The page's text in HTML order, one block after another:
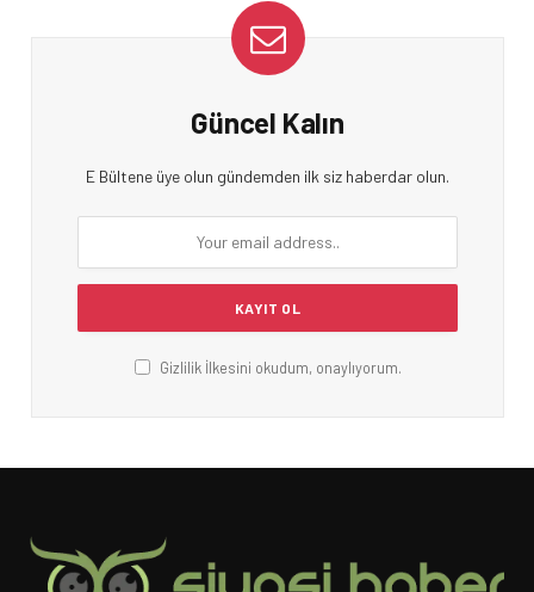
Güncel Kalın
E Bültene üye olun gündemden ilk siz haberdar olun.
Gizlilik İlkesini okudum, onaylıyorum.